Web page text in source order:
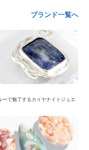
ブランド一覧へ
ーで魅了するカイヤナイトジュエ